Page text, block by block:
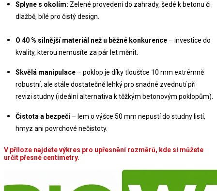
Splyne s okolím: Zelené provedení do zahrady, šedé k betonu či
dlažbě, bílé pro čistý design.
O 40 % silnější materiál než u běžné konkurence – investice do
kvality, kterou nemusíte za pár let měnit.
Skvělá manipulace – poklop je díky tloušťce 10 mm extrémně
robustní, ale stále dostatečně lehký pro snadné zvednutí při
revizi studny (ideální alternativa k těžkým betonovým poklopům).
Čistota a bezpečí – lem o výšce 50 mm nepustí do studny listí,
hmyz ani povrchové nečistoty.
V příloze najdete výkres pro upřesnění rozměrů, kde si můžete
určit přesné centimetry.